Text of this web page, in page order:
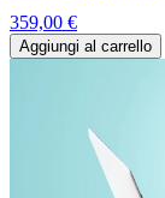
359,00 €
Aggiungi al carrello